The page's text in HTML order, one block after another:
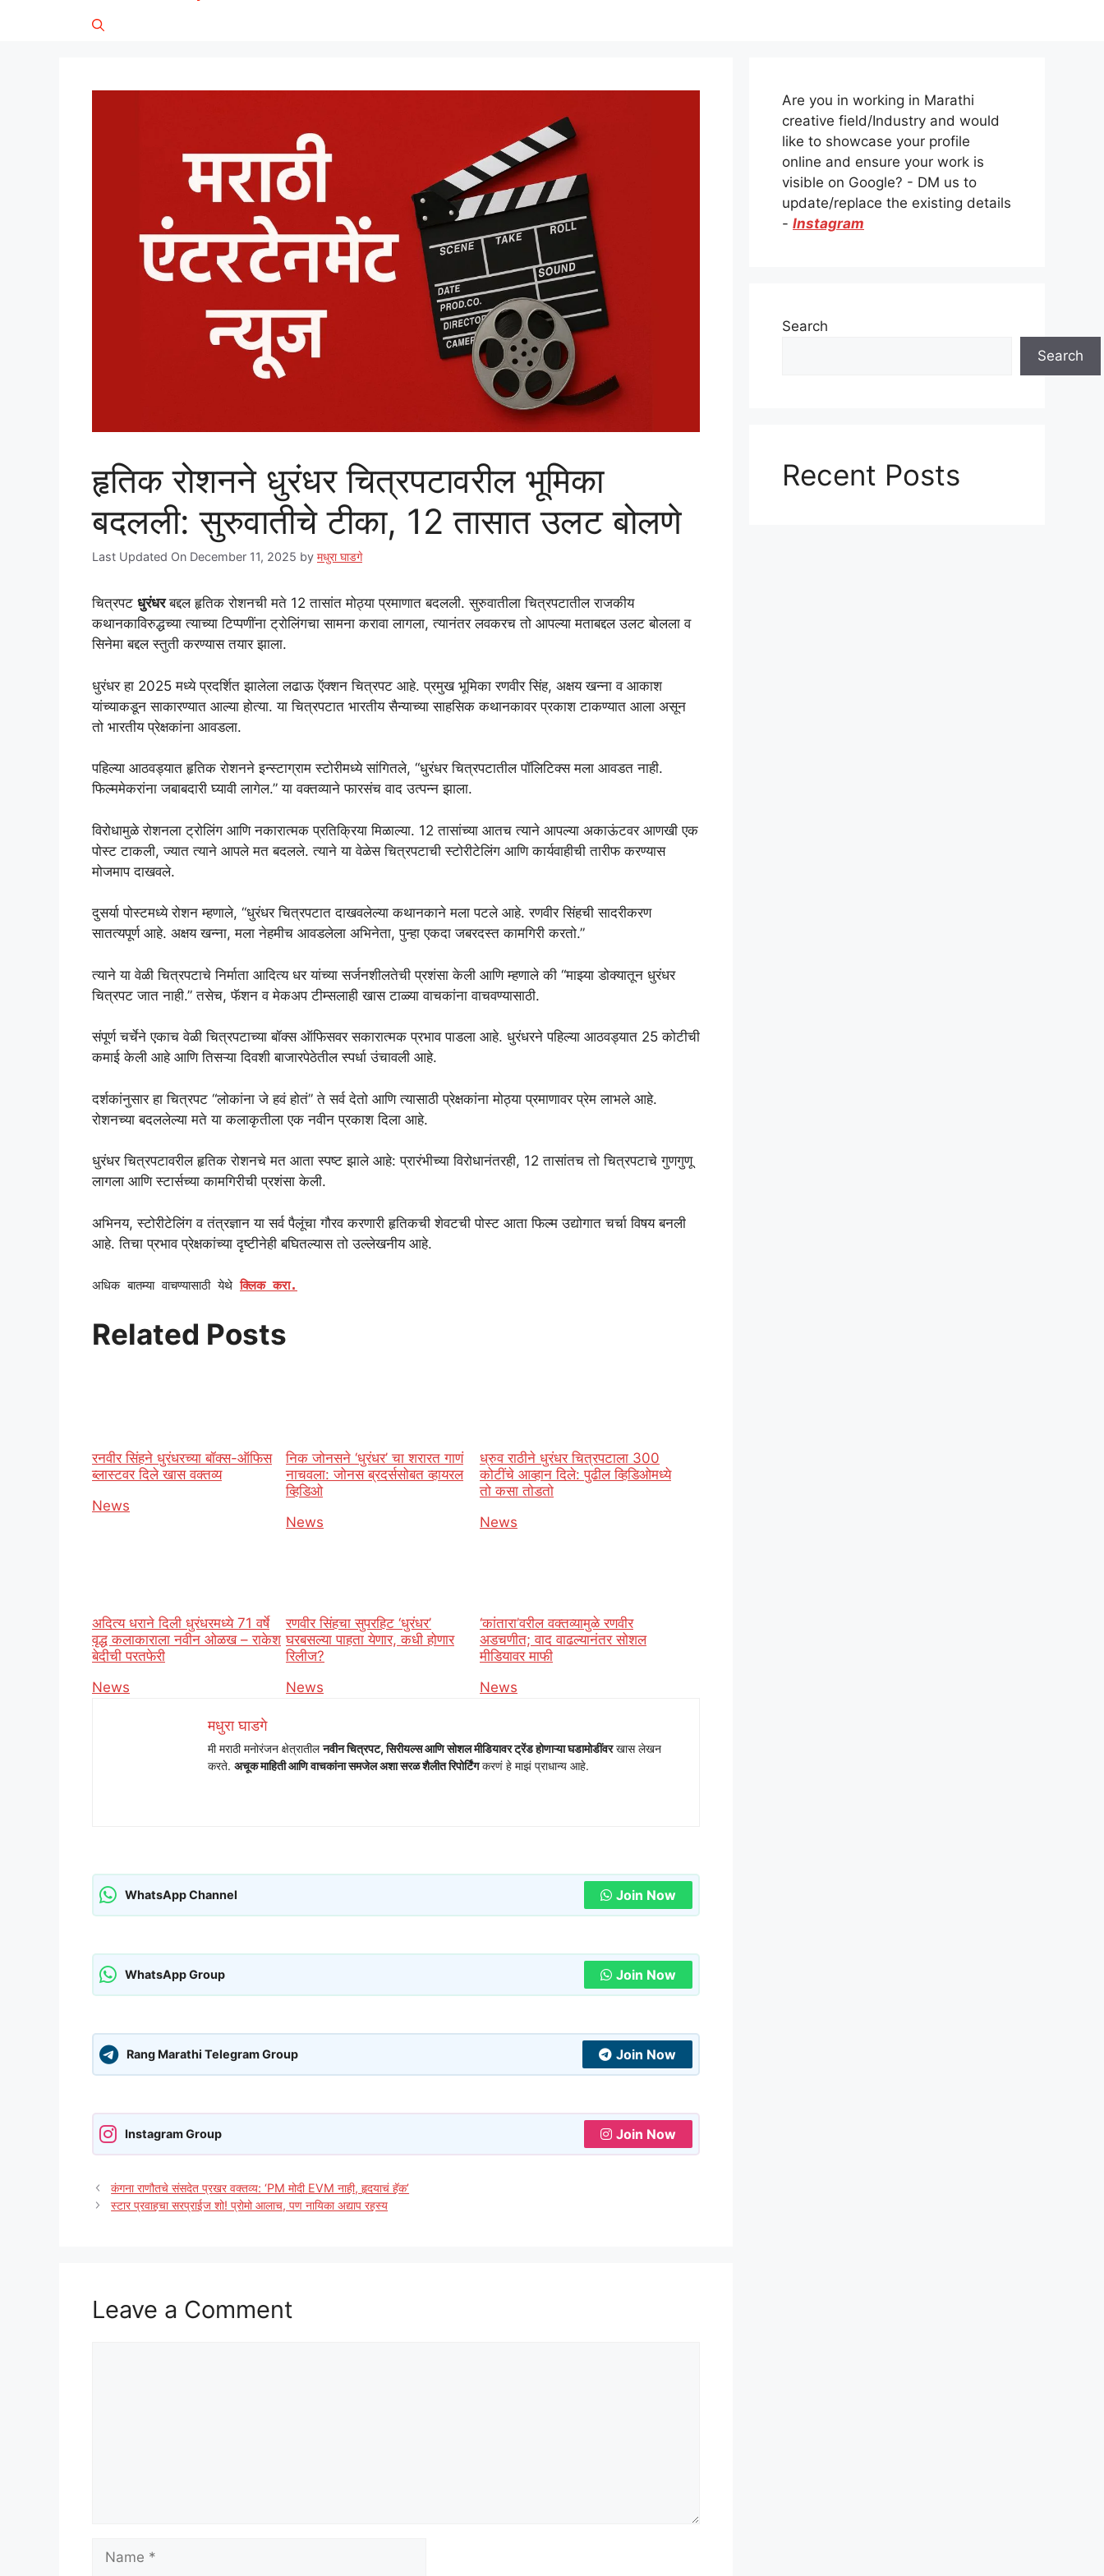
हृतिक रोशनने धुरंधर चित्रपटावरील भूमिका
बदलली: सुरुवातीचे टीका, 12 तासात उलट बोलणे
Last Updated On December 11, 2025 by मधुरा घाडगे
चित्रपट धुरंधरबद्दल हृतिक रोशनची मते 12 तासांत मोठ्या प्रमाणात बदलली. सुरुवातीला चित्रपटातील राजकीय
कथानकाविरुद्धच्या त्याच्या टिप्पणींना ट्रोलिंगचा सामना करावा लागला, त्यानंतर लवकरच तो आपल्या मताबद्दल उलट बोलला व
सिनेमा बद्दल स्तुती करण्यास तयार झाला.
धुरंधर हा 2025 मध्ये प्रदर्शित झालेला लढाऊ ऍक्शन चित्रपट आहे. प्रमुख भूमिका रणवीर सिंह, अक्षय खन्ना व आकाश
यांच्याकडून साकारण्यात आल्या होत्या. या चित्रपटात भारतीय सैन्याच्या साहसिक कथानकावर प्रकाश टाकण्यात आला असून
तो भारतीय प्रेक्षकांना आवडला.
पहिल्या आठवड्यात हृतिक रोशनने इन्स्टाग्राम स्टोरीमध्ये सांगितले, “धुरंधर चित्रपटातील पॉलिटिक्स मला आवडत नाही.
फिल्ममेकरांना जबाबदारी घ्यावी लागेल.” या वक्तव्याने फारसंच वाद उत्पन्न झाला.
विरोधामुळे रोशनला ट्रोलिंग आणि नकारात्मक प्रतिक्रिया मिळाल्या. 12 तासांच्या आतच त्याने आपल्या अकाऊंटवर आणखी एक
पोस्ट टाकली, ज्यात त्याने आपले मत बदलले. त्याने या वेळेस चित्रपटाची स्टोरीटेलिंग आणि कार्यवाहीची तारीफ करण्यास
मोजमाप दाखवले.
दुसर्या पोस्टमध्ये रोशन म्हणाले, “धुरंधर चित्रपटात दाखवलेल्या कथानकाने मला पटले आहे. रणवीर सिंहची सादरीकरण
सातत्यपूर्ण आहे. अक्षय खन्ना, मला नेहमीच आवडलेला अभिनेता, पुन्हा एकदा जबरदस्त कामगिरी करतो.”
त्याने या वेळी चित्रपटाचे निर्माता आदित्य धर यांच्या सर्जनशीलतेची प्रशंसा केली आणि म्हणाले की “माझ्या डोक्यातून धुरंधर
चित्रपट जात नाही.” तसेच, फॅशन व मेकअप टीम्सलाही खास टाळ्या वाचकांना वाचवण्यासाठी.
संपूर्ण चर्चेने एकाच वेळी चित्रपटाच्या बॉक्स ऑफिसवर सकारात्मक प्रभाव पाडला आहे. धुरंधरने पहिल्या आठवड्यात 25 कोटीची
कमाई केली आहे आणि तिसऱ्या दिवशी बाजारपेठेतील स्पर्धा उंचावली आहे.
दर्शकांनुसार हा चित्रपट “लोकांना जे हवं होतं” ते सर्व देतो आणि त्यासाठी प्रेक्षकांना मोठ्या प्रमाणावर प्रेम लाभले आहे.
रोशनच्या बदललेल्या मते या कलाकृतीला एक नवीन प्रकाश दिला आहे.
धुरंधर चित्रपटावरील हृतिक रोशनचे मत आता स्पष्ट झाले आहे: प्रारंभीच्या विरोधानंतरही, 12 तासांतच तो चित्रपटाचे गुणगुणू
लागला आणि स्टार्सच्या कामगिरीची प्रशंसा केली.
अभिनय, स्टोरीटेलिंग व तंत्रज्ञान या सर्व पैलूंचा गौरव करणारी हृतिकची शेवटची पोस्ट आता फिल्म उद्योगात चर्चा विषय बनली
आहे. तिचा प्रभाव प्रेक्षकांच्या दृष्टीनेही बघितल्यास तो उल्लेखनीय आहे.
अधिक बातम्या वाचण्यासाठी येथेक्लिक करा.
Related Posts
रनवीर सिंहने धुरंधरच्या बॉक्स-ऑफिस
ब्लास्टवर दिले खास वक्तव्य
In relation to
News
निक जोनसने ‘धुरंधर’ चा शरारत गाणं
नाचवला: जोनस ब्रदर्ससोबत व्हायरल
व्हिडिओ
In relation to
News
ध्रुव राठीने धुरंधर चित्रपटाला 300
कोटींचे आव्हान दिले: पुढील व्हिडिओमध्ये
तो कसा तोडतो
In relation to
News
अदित्य धराने दिली धुरंधरमध्ये 71 वर्षे
वृद्ध कलाकाराला नवीन ओळख – राकेश
बेदीची परतफेरी
In relation to
News
रणवीर सिंहचा सुपरहिट ‘धुरंधर’
घरबसल्या पाहता येणार, कधी होणार
रिलीज?
In relation to
News
‘कांतारा’वरील वक्तव्यामुळे रणवीर
अडचणीत; वाद वाढल्यानंतर सोशल
मीडियावर माफी
In relation to
News
मधुरा घाडगे
मी मराठी मनोरंजन क्षेत्रातीलनवीन चित्रपट, सिरीयल्स आणि सोशल मीडियावर ट्रेंड होणाऱ्या घडामोडींवरखास लेखन
करते. अचूक माहिती आणि वाचकांना समजेल अशा सरळ शैलीत रिपोर्टिंगकरणं हे माझं प्राधान्य आहे.
WhatsApp Channel Join Now
WhatsApp Group Join Now
Rang Marathi Telegram Group Join Now
Instagram Group Join Now
कंगना राणौतचे संसदेत प्रखर वक्तव्य: ‘PM मोदी EVM नाही, हृदयाचं हॅक’
स्टार प्रवाहचा सरप्राईज शो! प्रोमो आलाच, पण नायिका अद्याप रहस्य
Leave a Comment
Are you in working in Marathi
creative field/Industry and would
like to showcase your profile
online and ensure your work is
visible on Google? - DM us to
update/replace the existing details
- Instagram
Search
Search
Recent Posts